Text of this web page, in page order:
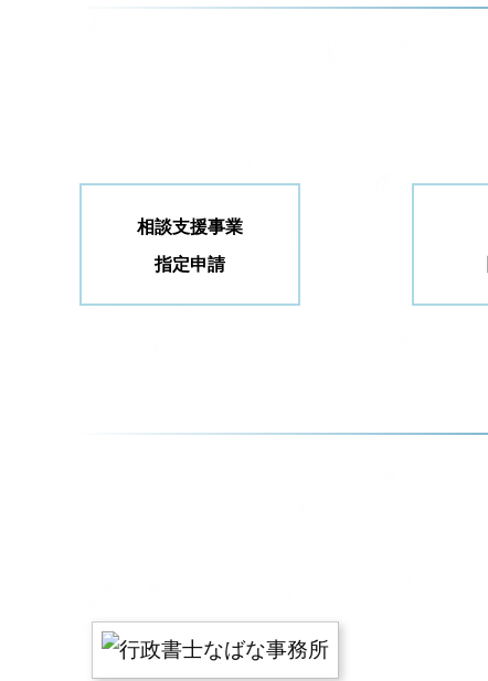
相談支援事業
指定申請